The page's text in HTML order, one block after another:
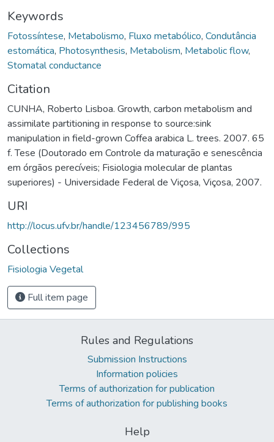
Keywords
Fotossíntese, Metabolismo, Fluxo metabólico, Condutância
estomática, Photosynthesis, Metabolism, Metabolic flow,
Stomatal conductance
Citation
CUNHA, Roberto Lisboa. Growth, carbon metabolism and
assimilate partitioning in response to source:sink
manipulation in field-grown Coffea arabica L. trees. 2007. 65
f. Tese (Doutorado em Controle da maturação e senescência
em órgãos perecíveis; Fisiologia molecular de plantas
superiores) - Universidade Federal de Viçosa, Viçosa, 2007.
URI
http://locus.ufv.br/handle/123456789/995
Collections
Fisiologia Vegetal
Full item page
Rules and Regulations
Submission Instructions
Information policies
Terms of authorization for publication
Terms of authorization for publishing books
Help